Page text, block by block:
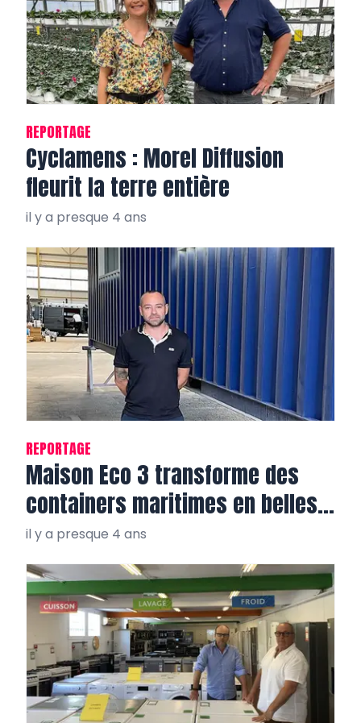
REPORTAGE
Cyclamens : Morel Diffusion
fleurit la terre entière
il y a presque 4 ans
REPORTAGE
Maison Eco 3 transforme des
containers maritimes en belles
villas tout confort
il y a presque 4 ans